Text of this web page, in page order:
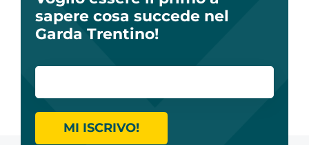
sapere cosa succede nel
Garda Trentino!
MI ISCRIVO!